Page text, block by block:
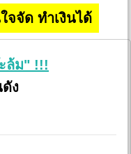
จจัด ทำเงินได้
ล้ม" !!!
ง